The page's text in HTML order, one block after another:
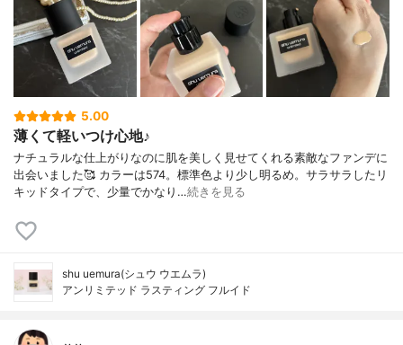
5.00
薄くて軽いつけ心地♪
ナチュラルな仕上がりなのに肌を美しく見せてくれる素敵なファンデに
出会いました🥰 カラーは574。標準色より少し明るめ。サラサラしたリ
キッドタイプで、少量でかなり…続きを見る
shu uemura(シュウ ウエムラ)
アンリミテッド ラスティング フルイド